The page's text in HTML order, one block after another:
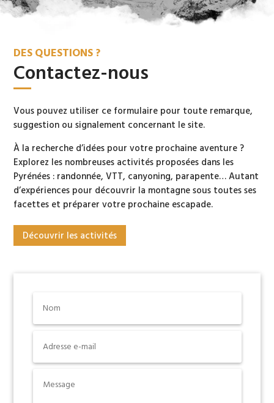
DES QUESTIONS ?
Contactez-nous
Vous pouvez utiliser ce formulaire pour toute remarque,
suggestion ou signalement concernant le site.
À la recherche d’idées pour votre prochaine aventure ?
Explorez les nombreuses activités proposées dans les
Pyrénées : randonnée, VTT, canyoning, parapente… Autant
d’expériences pour découvrir la montagne sous toutes ses
facettes et préparer votre prochaine escapade.
Découvrir les activités